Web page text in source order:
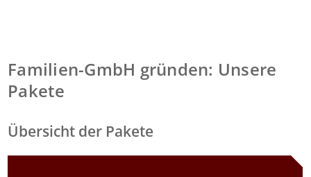
Familien-GmbH gründen: Unsere
Pakete
Übersicht der Pakete